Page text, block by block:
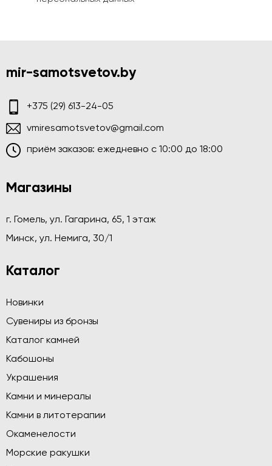
mir-samotsvetov.by
+375 (29) 613-24-05
vmiresamotsvetov@gmail.com
приём заказов: ежедневно c 10:00 до 18:00
Магазины
г. Гомель, ул. Гагарина, 65, 1 этаж
Минск, ул. Немига, 30/1
Каталог
Новинки
Сувениры из бронзы
Каталог камней
Кабошоны
Украшения
Камни и минералы
Камни в литотерапии
Окаменелости
Морские ракушки